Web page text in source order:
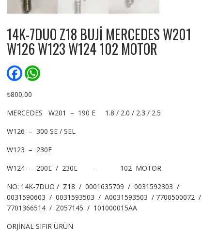
14K-7DUO Z18 BUJİ MERCEDES W201
W126 W123 W124 102 MOTOR
F
a
e
b
o
W
h
p
₺800,00
MERCEDES W201 – 190 E 1.8 / 2.0 / 2.3 / 2.5
W126 – 300 SE / SEL
W123 – 230E
W124 – 200E / 230E – 102 MOTOR
NO: 14K-7DUO / Z18 / 0001635709 / 0031592303 /
0031590603 / 0031593503 / A0031593503 / 7700500072 /
7701366514 / Z057145 / 101000015AA
ORJİNAL SIFIR ÜRÜN